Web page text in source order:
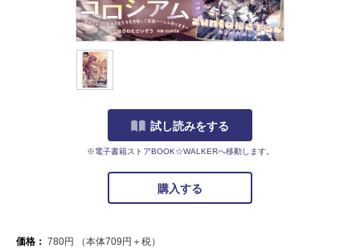
試し読みをする
※電子書籍ストアBOOK☆WALKERへ移動します。
購入する
価格： 780円 （本体709 円＋税）